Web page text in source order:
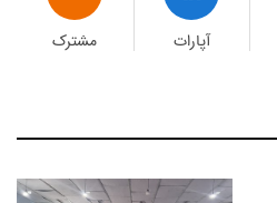
آپارات مشترک